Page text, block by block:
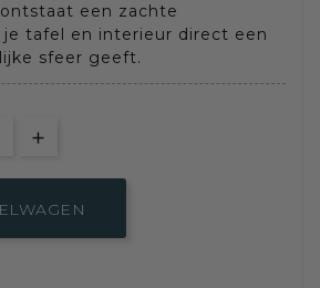
een zachte
je tafel en interieur direct een
sfeer geeft.